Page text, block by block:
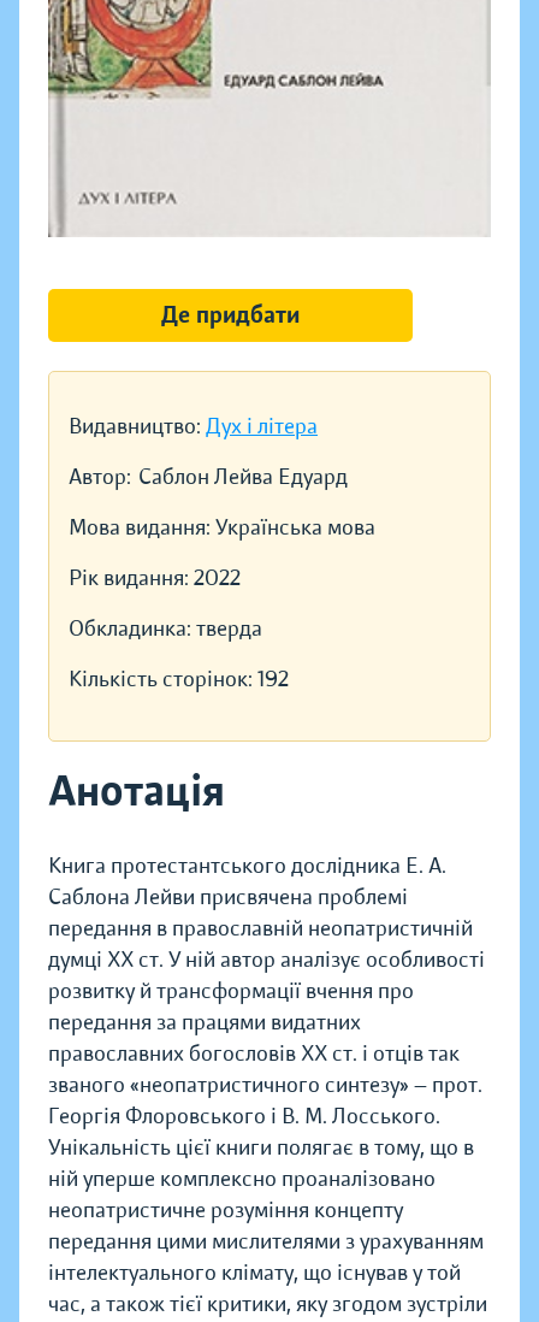
Видавництво: Дух і літера
Автор: Саблон Лейва Едуард
Мова видання: Українська мова
Рік видання: 2022
Обкладинка: тверда
Кількість сторінок: 192
Анотація
Книга протестантського дослідника Е. А.
Саблона Лейви присвячена проблемі
передання в православній неопатристичній
думці ХХ ст. У ній автор аналізує особливості
розвитку й трансформації вчення про
передання за працями видатних
православних богословів ХХ ст. і отців так
званого «неопатристичного синтезу» — прот.
Георгія Флоровського і В. М. Лосського.
Унікальність цієї книги полягає в тому, що в
ній уперше комплексно проаналізовано
неопатристичне розуміння концепту
передання цими мислителями з урахуванням
інтелектуального клімату, що існував у той
час, а також тієї критики, яку згодом зустріли
Де придбати